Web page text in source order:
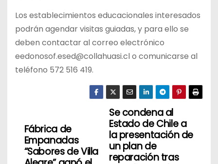
Los establecimientos educacionales interesados
podrán agendar visitas guiadas, y para ello se
deben contactar al correo electrónico
eedonosof.esed@collahuasi.cl o comunicarse al
teléfono 572 516 419.
Se condena al
Estado de Chile a
la presentación de
un plan de
reparación tras
Fábrica de
Empanadas
“Sabores de Villa